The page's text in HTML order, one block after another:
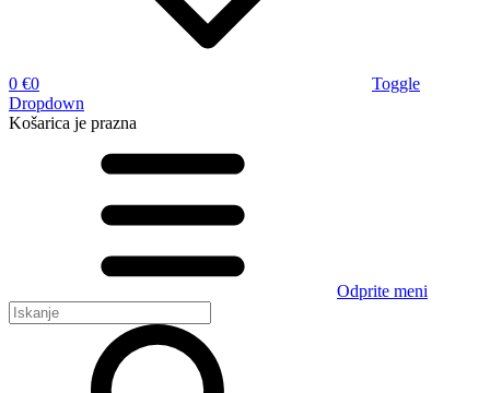
0 €0
Toggle
Dropdown
Košarica je prazna
Odprite meni